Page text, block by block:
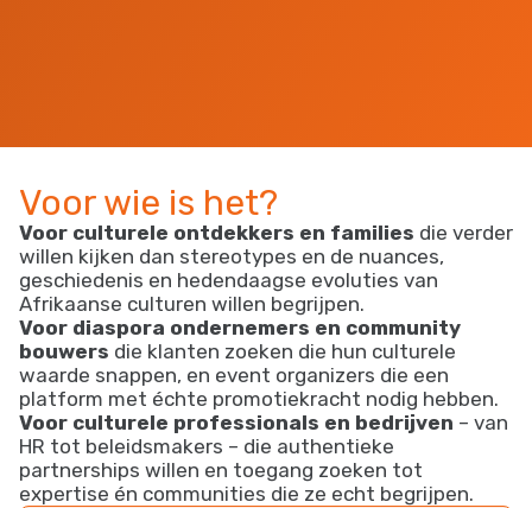
Voor wie is het?
Voor culturele ontdekkers en families die verder
willen kijken dan stereotypes en de nuances,
geschiedenis en hedendaagse evoluties van
Afrikaanse culturen willen begrijpen.
Voor diaspora ondernemers en community
bouwers die klanten zoeken die hun culturele
waarde snappen, en event organizers die een
platform met échte promotiekracht nodig hebben.
Voor culturele professionals en bedrijven – van
HR tot beleidsmakers – die authentieke
partnerships willen en toegang zoeken tot
expertise én communities die ze echt begrijpen.